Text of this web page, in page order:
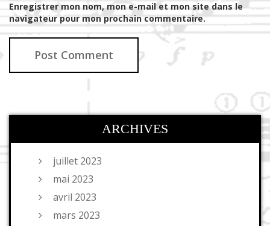
Enregistrer mon nom, mon e-mail et mon site dans le
navigateur pour mon prochain commentaire.
ARCHIVES
juillet 2023
mai 2023
avril 2023
mars 2023